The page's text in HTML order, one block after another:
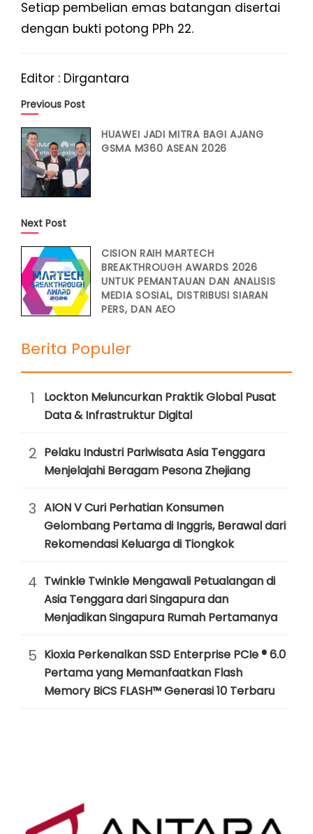
Setiap pembelian emas batangan disertai
dengan bukti potong PPh 22.
Editor : Dirgantara
Previous Post
HUAWEI JADI MITRA BAGI AJANG
GSMA M360 ASEAN 2026
Next Post
CISION RAIH MARTECH
BREAKTHROUGH AWARDS 2026
UNTUK PEMANTAUAN DAN ANALISIS
MEDIA SOSIAL, DISTRIBUSI SIARAN
PERS, DAN AEO
Berita Populer
1
Lockton Meluncurkan Praktik Global Pusat
Data & Infrastruktur Digital
2 Pelaku Industri Pariwisata Asia Tenggara
Menjelajahi Beragam Pesona Zhejiang
3 AION V Curi Perhatian Konsumen
Gelombang Pertama di Inggris, Berawal dari
Rekomendasi Keluarga di Tiongkok
4 Twinkle Twinkle Mengawali Petualangan di
Asia Tenggara dari Singapura dan
Menjadikan Singapura Rumah Pertamanya
5 Kioxia Perkenalkan SSD Enterprise PCIe ® 6.0
Pertama yang Memanfaatkan Flash
Memory BiCS FLASH™ Generasi 10 Terbaru